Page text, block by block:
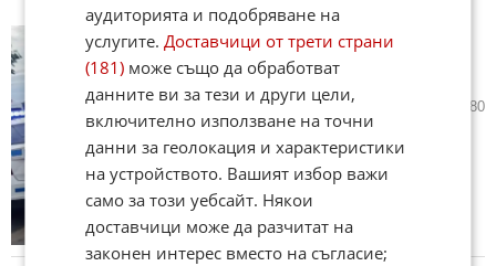
Испанци паднаха в дере след
гонка с "Гранична полиция" в
Бургас
днес в 14:52 ч. 2 680
аудиторията и подобряване на
услугите.Доставчици от трети страни
(181) може също да обработват
данните ви за тези и други цели,
включително използване на точни
данни за геолокация и характеристики
на устройството. Вашият избор важи
само за този уебсайт. Някои
доставчици може да разчитат на
законен интерес вместо на съгласие;